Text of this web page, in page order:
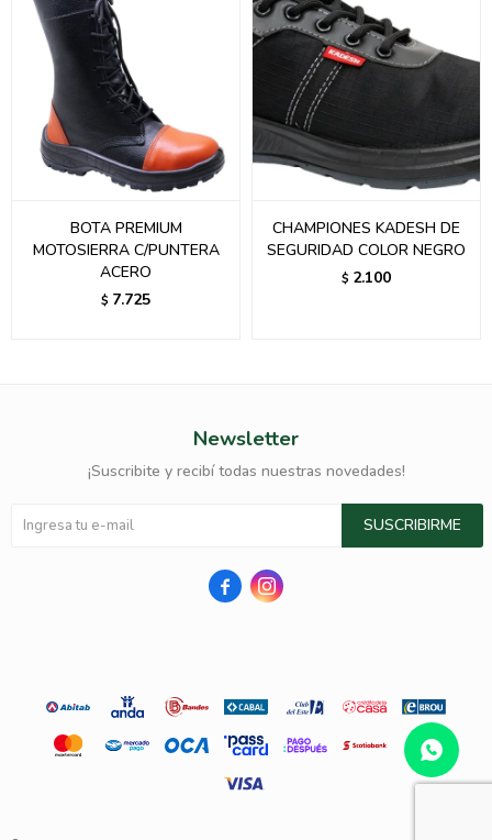
BOTA PREMIUM
MOTOSIERRA C/PUNTERA
ACERO
$ 7.725
CHAMPIONES KADESH DE
SEGURIDAD COLOR NEGRO
$ 2.100
Newsletter
¡Suscribite y recibí todas nuestras novedades!
SUSCRIBIRME
 